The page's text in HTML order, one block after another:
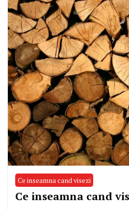
Ce inseamna cand visezi
Ce inseamna cand